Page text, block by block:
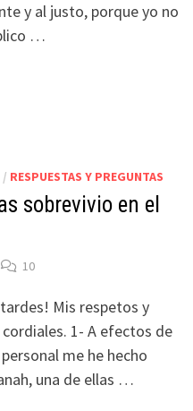
y al justo, porque yo no
…
/ RESPUESTAS Y PREGUNTAS
sobrevivio en el
10
Mis respetos y
1- A efectos de
me he hecho
una de ellas …